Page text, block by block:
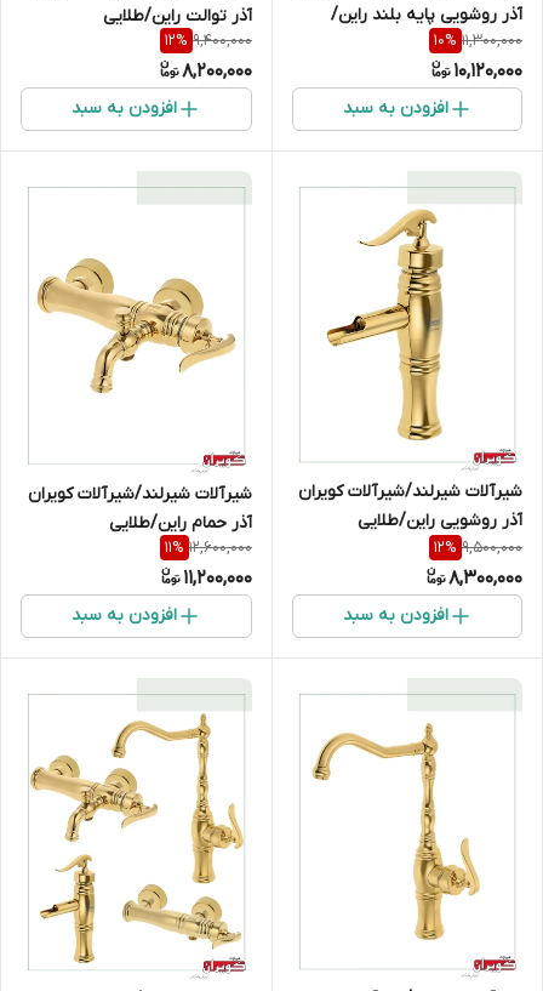
آذر روشویی پایه بلند راین/
طلایی
11,300,000
10%
10,120,000
افزودن به سبد
آذر توالت راین/طلایی
9,400,000
12%
8,200,000
افزودن به سبد
شیرآلات شیرلند/شیرآلات کویران
آذر روشویی راین/طلایی
9,500,000
12%
8,300,000
افزودن به سبد
شیرآلات شیرلند/شیرآلات کویران
آذر حمام راین/طلایی
12,600,000
11%
11,200,000
افزودن به سبد